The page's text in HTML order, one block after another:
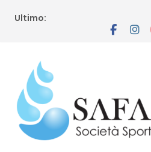
Ultimo: